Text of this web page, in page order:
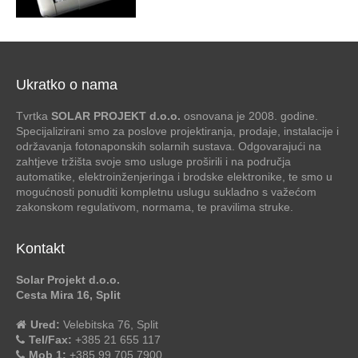
Ukratko o nama
Tvrtka SOLAR PROJEKT d.o.o. osnovana je 2008. godine.
Specijalizirani smo za poslove projektiranja, prodaje, instalacije i
održavanja fotonaponskih solarnih sustava. Odgovarajući na
zahtjeve tržišta svoje smo usluge proširili i na područja
automatike, elektroinženjeringa i brodske elektronike, te smo u
mogućnosti ponuditi kompletnu uslugu sukladno s važećom
zakonskom regulativom, normama, te pravilima struke.
Kontakt
Solar Projekt d.o.o.
Cesta Mira 16, Split
Ured: Velebitska 76, Split
Tel/Fax: +385 21 655 117
Mob 1: +385 99 705 7900